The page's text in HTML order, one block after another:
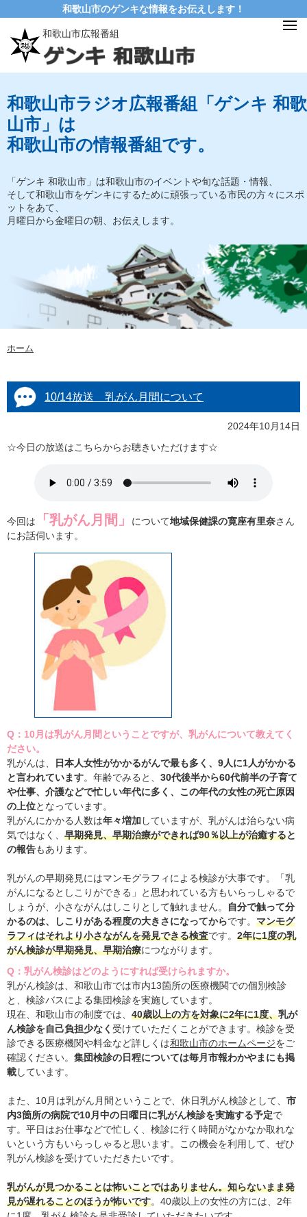
和歌山市のゲンキな情報をお伝えします！
和歌山市広報番組
和歌山市ラジオ広報番組「ゲンキ 和歌
山市」は
和歌山市の情報番組です。
「ゲンキ 和歌山市」は和歌山市のイベントや旬な話題・情報、
そして和歌山市をゲンキにするために頑張っている市民の方々にスポ
ットをあて、
月曜日から金曜日の朝、お伝えします。
ホーム
10/14放送 乳がん月間について
2024年10月14日
☆今日の放送はこちらからお聴きいただけます☆
今回は 「乳がん月間」 について地域保健課の寛座有里奈さん
にお話伺います。
Q：10月は乳がん月間ということですが、乳がんについて教えてく
ださい。
乳がんは、
日本人女性がかかるがんで最も多く、9人に1人がかかる
と言われています。年齢でみると、 30代後半から60代前半の子育て
や仕事、介護などで忙しい年代に多く、この年代の女性の死亡原因
の上位となっています。
乳がんにかかる人数は年々増加 していますが、乳がんは治らない病
気ではなく、 早期発見、早期治療ができれば90％以上が治癒すると
の報告もあります。
乳がんの早期発見にはマンモグラフィによる検診が大事です。「乳
がんになるとしこりができる」と思われている方もいらっしゃるで
しょうが、小さながんはしこりとして触れません。
自分で触って分
かるのは、しこりがある程度の大きさになってからです。 マンモグ
ラフィはそれより小さながんを発見できる検査です。 2年に1度の乳
がん検診が早期発見、早期治療につながります。
Q：乳がん検診はどのようにすれば受けられますか。
乳がん検診は、和歌山市では市内13箇所の医療機関での個別検診
と、検診バスによる集団検診を実施しています。
現在、和歌山市の制度では、 40歳以上の方を対象に2年に1度、乳が
ん検診を自己負担少なく 受けていただくことができます。検診を受
診できる医療機関や料金など詳しくは和歌山市のホームページをご
確認ください。 集団検診の日程については毎月市報わかやまにも掲
載しています。
また、10月は乳がん月間ということで、休日乳がん検診として、 市
内3箇所の病院で10月中の日曜日に乳がん検診を実施する予定で
す。平日はお仕事などで忙しく、検診に行く時間がなかなか取れな
いという方もいらっしゃると思います。この機会を利用して、ぜひ
乳がん検診を受けていただきたいです。
乳がんが見つかることは怖いことではありません。知らないまま発
見が遅れることのほうが怖いです。40歳以上の女性の方には、2年